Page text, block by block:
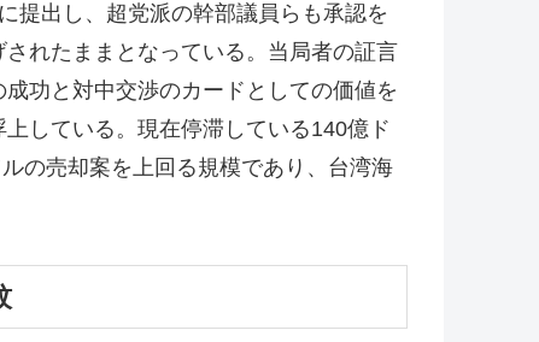
提出し、超党派の幹部議員らも承認を
れたままとなっている。当局者の証言
功と対中交渉のカードとしての価値を
している。現在停滞している140億ド
の売却案を上回る規模であり、台湾海